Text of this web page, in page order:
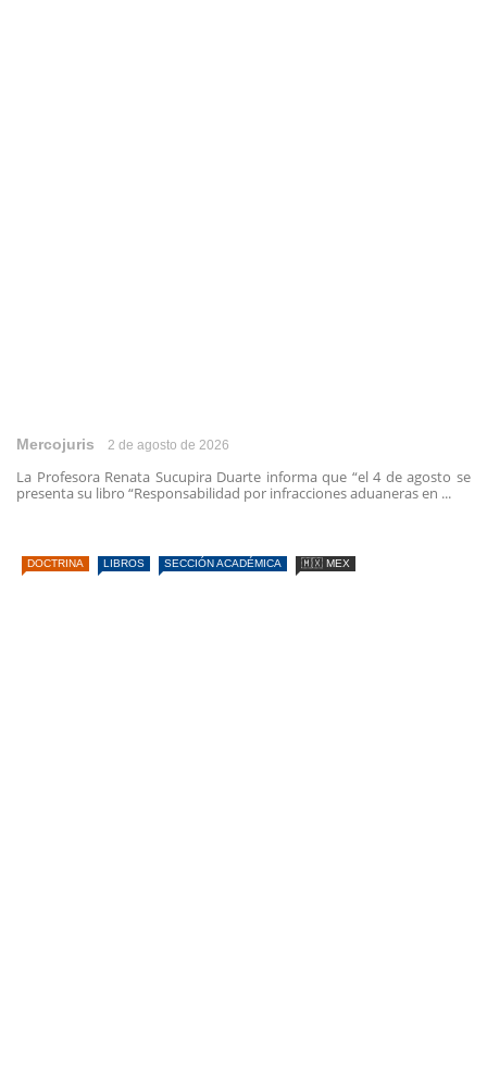
Mercojuris 2 de agosto de 2026
La Profesora Renata Sucupira Duarte informa que “el 4 de agosto se
presenta su libro “Responsabilidad por infracciones aduaneras en ...
DOCTRINA LIBROS SECCIÓN ACADÉMICA 🇲🇽 MEX